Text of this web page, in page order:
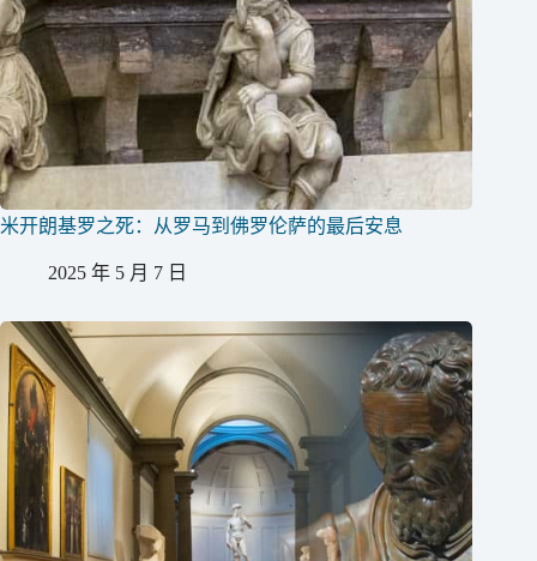
米开朗基罗之死：从罗马到佛罗伦萨的最后安息
2025 年 5 月 7 日